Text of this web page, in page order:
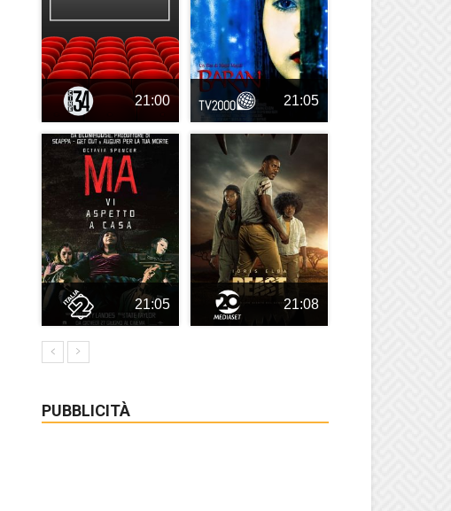
21:00 21:05
21:05 21:08
PUBBLICITÀ